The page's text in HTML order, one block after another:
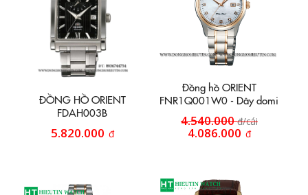
ĐỒNG HỒ ORIENT
FDAH003B
5.820.000 đ
Đồng hồ ORIENT
FNR1Q001W0 - Dây domi
4.540.000đ/cái
4.086.000 đ